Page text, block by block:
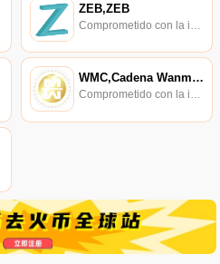
ZEB,ZEB
WMC,Cadena Wanmei,Cadena WM
Comprometido con la investigación de políticas en los campos de las nuevas finanzas, las finanzas internacionales y los mercados financieros.